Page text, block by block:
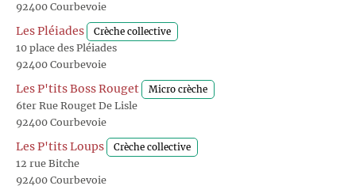
92400 Courbevoie
Les Pléiades Crèche collective
10 place des Pléiades
92400 Courbevoie
Les P'tits Boss Rouget Micro crèche
6ter Rue Rouget De Lisle
92400 Courbevoie
Les P'tits Loups Crèche collective
12 rue Bitche
92400 Courbevoie